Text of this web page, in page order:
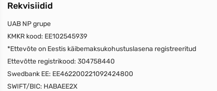
Rekvisiidid
UAB NP grupe
KMKR kood: EE102545939
*Ettevõte on Eestis käibemaksukohustuslasena registreeritud
Ettevõtte registrikood: 304758440
Swedbank EE: EE462200221092424800
SWIFT/BIC: HABAEE2X